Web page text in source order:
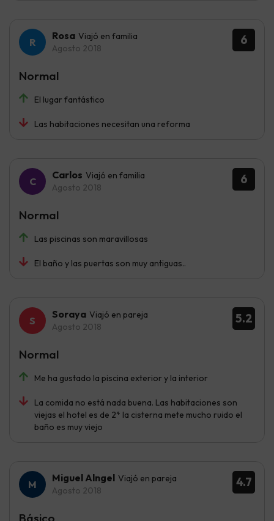
6
Rosa Viajó en familia
Agosto 2018
El lugar fantástico
Las habitaciones necesitan una reforma
Normal
6
Carlos Viajó en familia
Agosto 2018
Las piscinas son maravillosas
El baño y las puertas son muy antiguas..
Normal
5.2
Soraya Viajó en pareja
Agosto 2018
Me ha gustado la piscina exterior y la interior
La comida no está nada buena. Las habitaciones son
viejas el hotel es de 2* la cisterna mete mucho ruido el
baño es muy viejo
Normal
4.7
Miguel Alngel Viajó en pareja
Agosto 2018
Básico